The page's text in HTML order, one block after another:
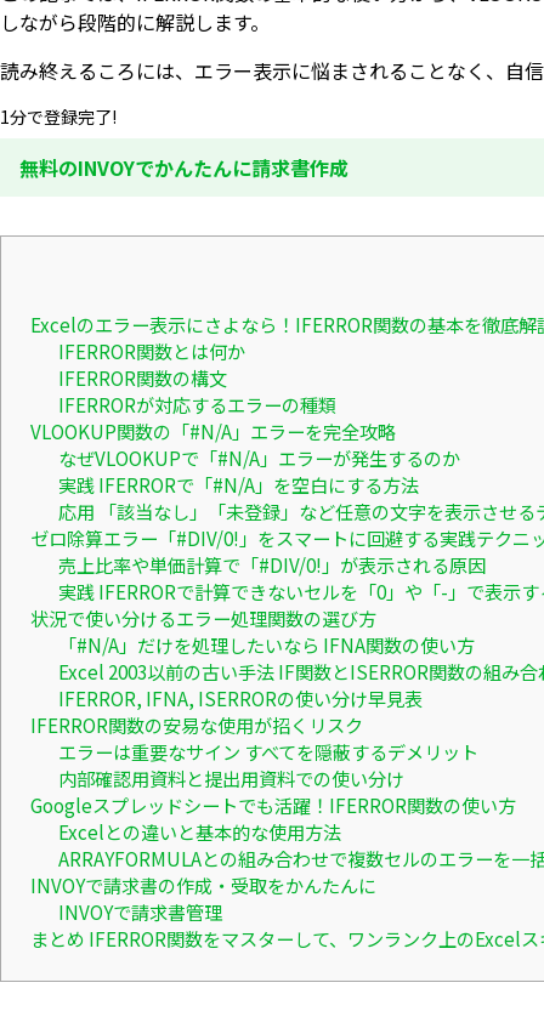
しながら段階的に解説します。
読み終えるころには、エラー表示に悩まされることなく、自
1分で登録完了!
無料のINVOYでかんたんに請求書作成
Excelのエラー表示にさよなら！IFERROR関数の基本を徹底解
IFERROR関数とは何か
IFERROR関数の構文
IFERRORが対応するエラーの種類
VLOOKUP関数の「#N/A」エラーを完全攻略
なぜVLOOKUPで「#N/A」エラーが発生するのか
実践 IFERRORで「#N/A」を空白にする方法
応用 「該当なし」「未登録」など任意の文字を表示させる
ゼロ除算エラー「#DIV/0!」をスマートに回避する実践テクニ
売上比率や単価計算で「#DIV/0!」が表示される原因
実践 IFERRORで計算できないセルを「0」や「-」で表示す
状況で使い分けるエラー処理関数の選び方
「#N/A」だけを処理したいなら IFNA関数の使い方
Excel 2003以前の古い手法 IF関数とISERROR関数の組み合
IFERROR, IFNA, ISERRORの使い分け早見表
IFERROR関数の安易な使用が招くリスク
エラーは重要なサイン すべてを隠蔽するデメリット
内部確認用資料と提出用資料での使い分け
Googleスプレッドシートでも活躍！IFERROR関数の使い方
Excelとの違いと基本的な使用方法
ARRAYFORMULAとの組み合わせで複数セルのエラーを一
INVOYで請求書の作成・受取をかんたんに
INVOYで請求書管理
まとめ IFERROR関数をマスターして、ワンランク上のExcel